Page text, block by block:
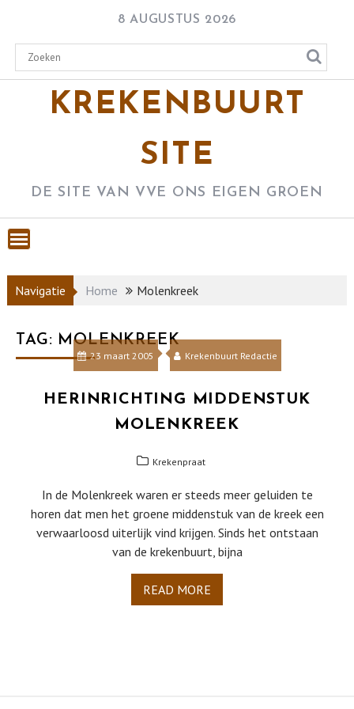
content
8 AUGUSTUS 2026
KREKENBUURT
SITE
DE SITE VAN VVE ONS EIGEN GROEN
Navigatie Home Molenkreek
TAG: MOLENKREEK
23 maart 2005 Krekenbuurt Redactie
HERINRICHTING MIDDENSTUK
MOLENKREEK
Krekenpraat
In de Molenkreek waren er steeds meer geluiden te
horen dat men het groene middenstuk van de kreek een
verwaarloosd uiterlijk vind krijgen. Sinds het ontstaan
van de krekenbuurt, bijna
READ MORE